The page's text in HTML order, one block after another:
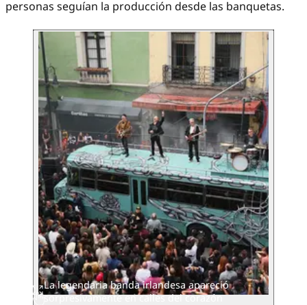
personas seguían la producción desde las banquetas.
La legendaria banda irlandesa apareció
sorpresivamente en calles del corazón